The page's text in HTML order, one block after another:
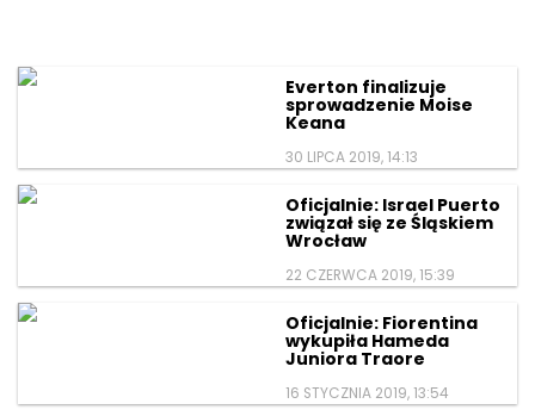
Everton finalizuje
sprowadzenie Moise
Keana
30 LIPCA 2019, 14:13
Oficjalnie: Israel Puerto
związał się ze Śląskiem
Wrocław
22 CZERWCA 2019, 15:39
Oficjalnie: Fiorentina
wykupiła Hameda
Juniora Traore
16 STYCZNIA 2019, 13:54